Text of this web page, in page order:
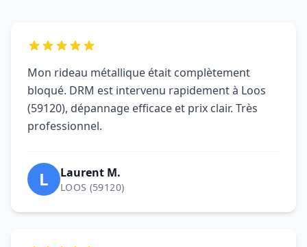
Mon rideau métallique était complètement
bloqué. DRM est intervenu rapidement à Loos
(59120), dépannage efficace et prix clair. Très
professionnel.
L Laurent M.
LOOS (59120)